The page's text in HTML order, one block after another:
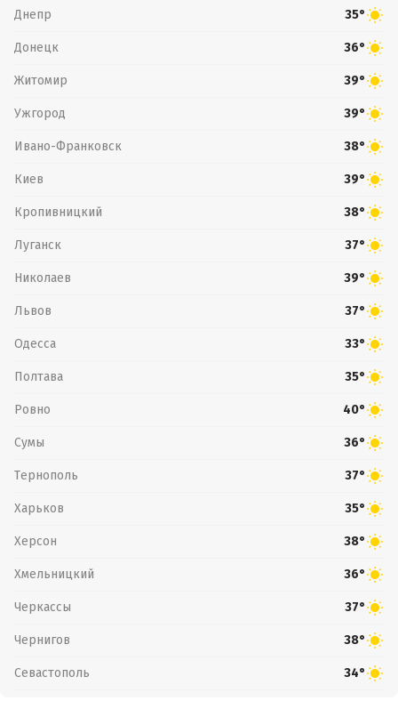
Днепр 35°
Донецк 36°
Житомир 39°
Ужгород 39°
Ивано-Франковск 38°
Киев 39°
Кропивницкий 38°
Луганск 37°
Николаев 39°
Львов 37°
Одесса 33°
Полтава 35°
Ровно 40°
Сумы 36°
Тернополь 37°
Харьков 35°
Херсон 38°
Хмельницкий 36°
Черкассы 37°
Чернигов 38°
Севастополь 34°